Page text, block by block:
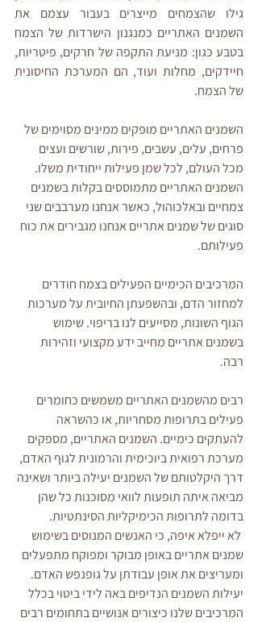
של הצמח.
השמנים האתריים מופקים ממינים מסוימים של
פרחים, עלים, עשבים, פירות, שורשים ועצים
מכל העולם, לכל שמן פעילות ייחודית משלו.
השמנים האתריים מתמוססים בקלות בשמנים
צמחיים ובאלכוהול, כאשר אנחנו מערבבים שני
סוגים של שמנים אתריים אנחנו מגבירים את כוח
פעילותם.
המרכיבים הכימיים הפעילים בצמח חודרים
למחזור הדם, ובהשפעתן החיובית על מערכות
הגוף השונות, מסייעים לנו בריפוי. שימוש
בשמנים אתריים מחייב ידע מקצועי וזהירות
רבה.
רבים מהשמנים האתריים משמשים כחומרים
פעילים בתרופות מסחריות, או כהשראה
להעתקים כימיים. השמנים האתריים, מספקים
מערכת רפואית ביוכימית והרמונית לגוף האדם,
דרך היקלטותם של השמנים יעילה ביותר ושאינה
מביאה איתה תופעות לוואי מסוכנות כל שהן
בדומה לתרופות הכימיקליות הסינתטיות.
לא ייפלא איפה, כי האנשים המנוסים בשימוש
שמנים אתריים באופן מבוקר ומפוקח מתפעלים
ומעריצים את אופן עבודתן על גופנפש האדם.
יעילות השמנים הנדיפים באה לידי ביטוי בכלל
המרכיבים שלנו כיצורים אנושיים בתחומים רבים